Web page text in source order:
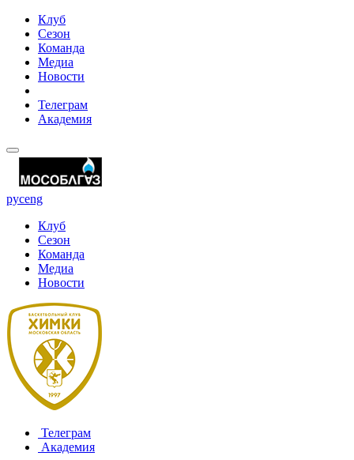
Клуб
Сезон
Команда
Медиа
Новости
Телеграм
Академия
русeng
Клуб
Сезон
Команда
Медиа
Новости
Телеграм
Академия